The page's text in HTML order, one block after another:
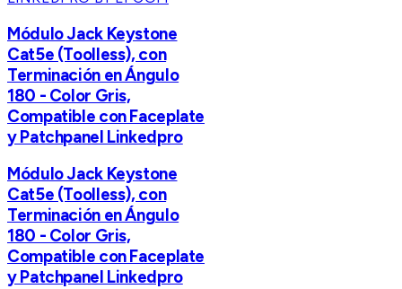
Módulo Jack Keystone
Cat5e (Toolless), con
Terminación en Ángulo
180 - Color Gris,
Compatible con Faceplate
y Patchpanel Linkedpro
Módulo Jack Keystone
Cat5e (Toolless), con
Terminación en Ángulo
180 - Color Gris,
Compatible con Faceplate
y Patchpanel Linkedpro